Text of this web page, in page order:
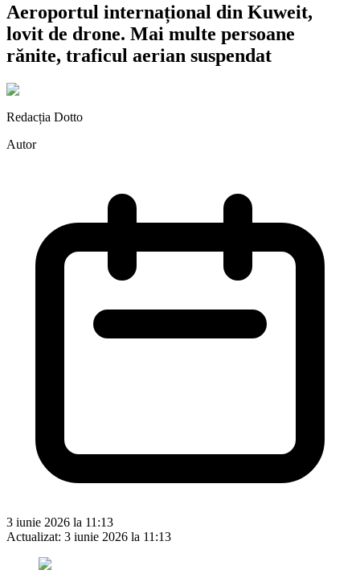
Aeroportul internațional din Kuweit,
lovit de drone. Mai multe persoane
rănite, traficul aerian suspendat
Redacția Dotto
Autor
3 iunie 2026 la 11:13
Actualizat: 3 iunie 2026 la 11:13